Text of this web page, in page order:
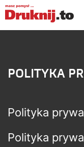
?>
POLITYKA
Polityka
Polityka